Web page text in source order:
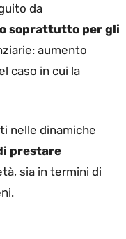
da
soprattutto per gli
aumento
caso in cui la
nelle dinamiche
prestare
sia in termini di